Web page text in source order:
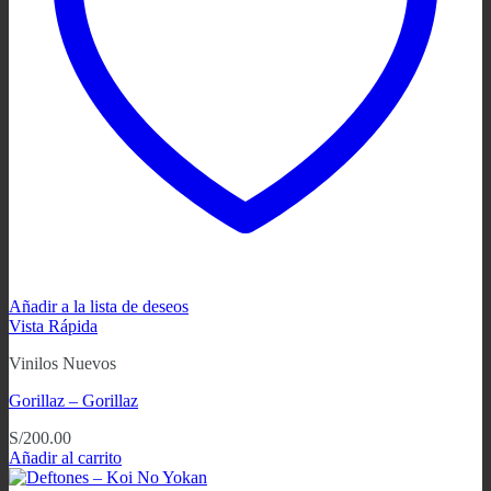
Añadir a la lista de deseos
Vista Rápida
Vinilos Nuevos
Gorillaz – Gorillaz
S/200.00
Añadir al carrito